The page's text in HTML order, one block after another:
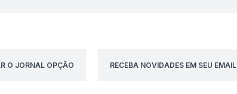
O JORNAL OPÇÃO
RECEBA NOVIDADES EM SEU EMAIL